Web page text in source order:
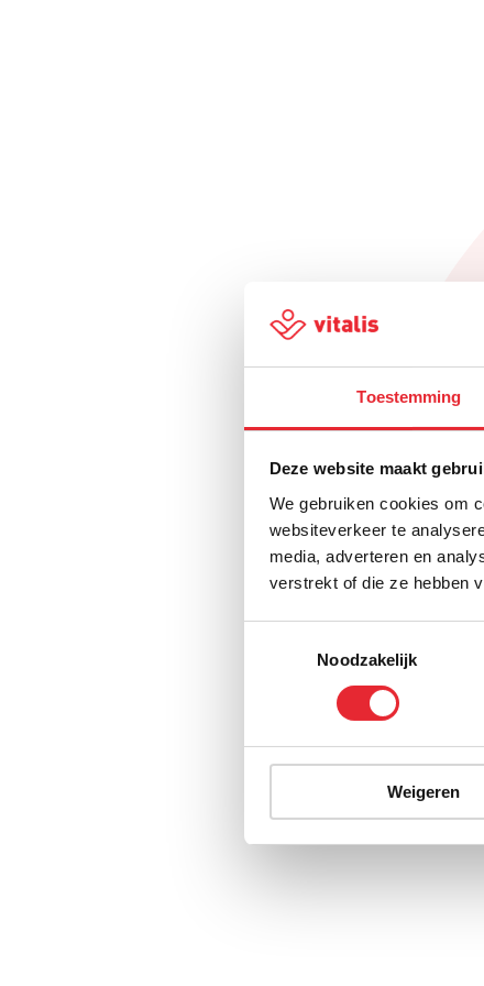
Toestemming
Deze website maakt
We gebruiken cookies om
websiteverkeer te
media, adverteren en
verstrekt of die ze hebben
Noodzakelijk
Weigeren